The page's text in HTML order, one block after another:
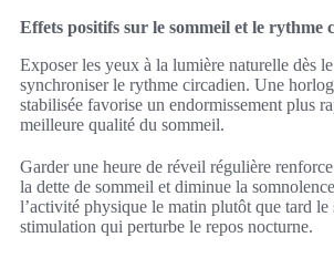
Effets positifs sur le sommeil et le rythme
Exposer les yeux à la lumière naturelle dès
synchroniser le rythme circadien. Une
stabilisée favorise un endormissement plus
meilleure qualité du sommeil.
Garder une heure de réveil régulière
la dette de sommeil et diminue la
l’activité physique le matin plutôt que tard le
stimulation qui perturbe le repos nocturne.